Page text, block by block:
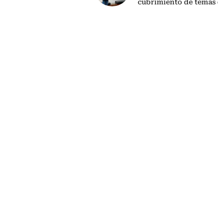
cubrimiento de temas